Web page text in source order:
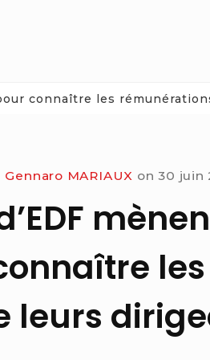
connaître les
Gennaro MARIAUX on 30 juin
leurs